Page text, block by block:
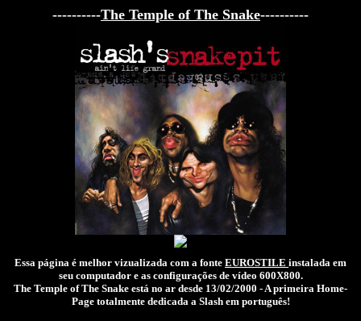
----------The Temple of The Snake----------
Essa página é melhor vizualizada com a fonte EUROSTILE instalada em
seu computador e as configurações de vídeo 600X800.
The Temple of The Snake está no ar desde 13/02/2000 - A primeira Home-
Page totalmente dedicada a Slash em português!